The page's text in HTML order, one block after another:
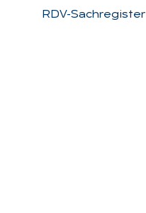
RDV-Sachregister